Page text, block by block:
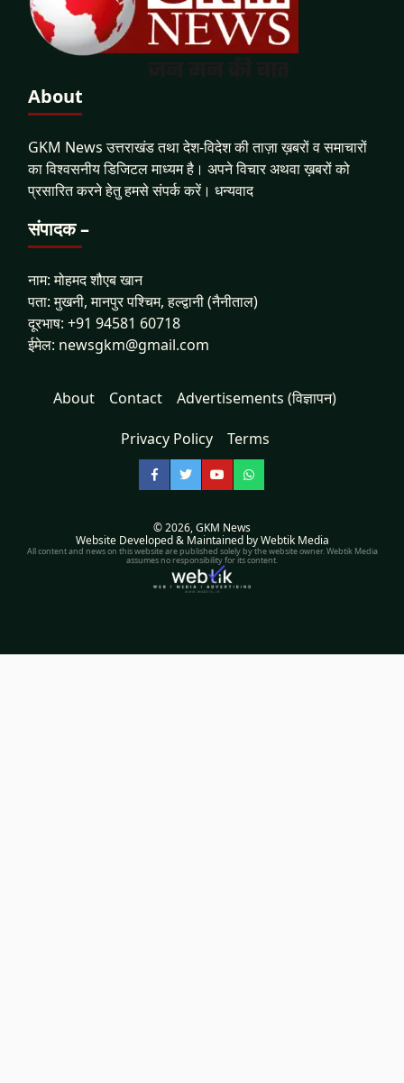
About
GKM News उत्तराखंड तथा देश-विदेश की ताज़ा ख़बरों व समाचारों
का विश्वसनीय डिजिटल माध्यम है। अपने विचार अथवा ख़बरों को
प्रसारित करने हेतु हमसे संपर्क करें। धन्यवाद
संपादक –
नाम: मोहमद शौएब खान
पता: मुखनी, मानपुर पश्चिम, हल्द्वानी (नैनीताल)
दूरभाष: +91 94581 60718
ईमेल: newsgkm@gmail.com
About Contact Advertisements (विज्ञापन)
Privacy Policy Terms
Facebook
TwitterYouTubeWhatsApp
© 2026,GKM News
Website Developed & Maintained by Webtik Media
All content and news on this website are published solely by the website owner. Webtik Media
assumes no responsibility for its content.